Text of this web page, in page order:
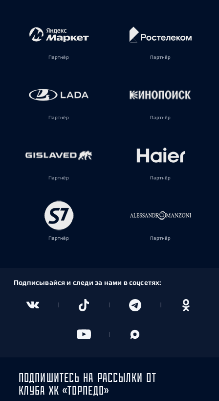
Партнёр Партнёр
Партнёр Партнёр
Партнёр Партнёр
Партнёр Партнёр
Подписывайся и следи за нами в соцсетях:
ПОДПИШИТЕСЬ НА РАССЫЛКИ ОТ
КЛУБА ХК «ТОРПЕДО»